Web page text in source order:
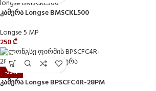
კამერა Longse BMSCKL500
Longse 5 MP
250₾
-35%
კამერა Longse BPSCFC4R-28PM